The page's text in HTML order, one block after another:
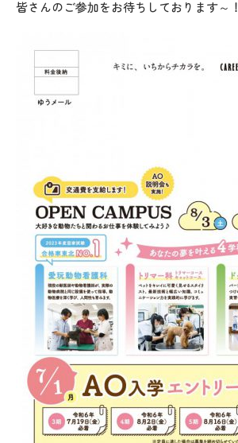
皆さんのご参加をお待ちしております～！